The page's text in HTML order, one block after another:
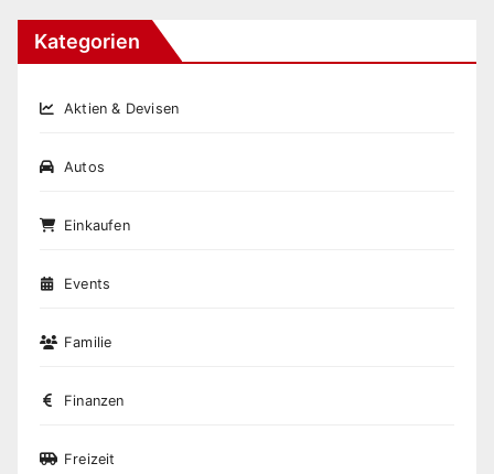
Kategorien
Aktien & Devisen
Autos
Einkaufen
Events
Familie
Finanzen
Freizeit